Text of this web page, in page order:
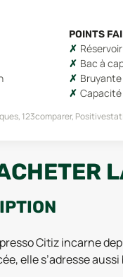
POINTS
Bac à
123comparer,
Citiz incarne
elle s’adresse